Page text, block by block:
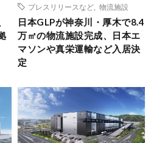
プレスリリースなど
物流施設
日本GLPが神奈川・厚木で8.4
万㎡の物流施設完成、日本エ
マソンや真栄運輸など入居決
定